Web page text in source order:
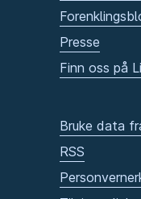
Presse
Finn oss på
Bruke data
RSS